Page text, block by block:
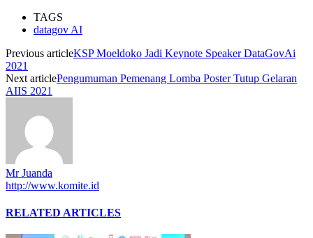
TAGS
datagov AI
Previous articleKSP Moeldoko Jadi Keynote Speaker DataGovAi
2021
Next articlePengumuman Pemenang Lomba Poster Tutup Gelaran
AIIS 2021
Mr Juanda
http://www.komite.id
RELATED ARTICLES